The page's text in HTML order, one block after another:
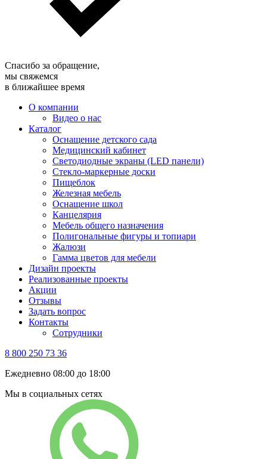
Спасибо за обращение,
мы свяжемся
в ближайшее время
О компании
Видео о нас
Каталог
Оснащение детского сада
Медицинский кабинет
Светодиодные экраны (LED панели)
Стекло-маркерные доски
Пищеблок
Железная мебель
Оснащение школ
Канцелярия
Мебель общего назначения
Полигональные фигуры и топиари
Жалюзи
Гамма цветов для мебели
Дизайн проекты
Реализованные проекты
Акции
Отзывы
Задать вопрос
Контакты
Сотрудники
8 800 250 73 36
Ежедневно 08:00 до 18:00
Мы в социальных сетях